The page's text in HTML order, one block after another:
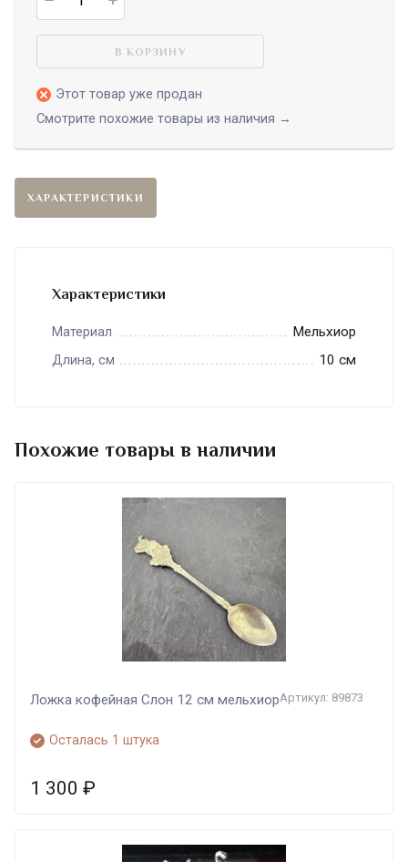
В КОРЗИНУ
Этот товар уже продан
Смотрите похожие товары из наличия →
ХАРАКТЕРИСТИКИ
Характеристики
Материал Мельхиор
Длина, см 10 см
Похожие товары в наличии
Ложка кофейная Слон 12 см мельхиорАртикул: 89873
Осталась 1 штука
1 300 ₽